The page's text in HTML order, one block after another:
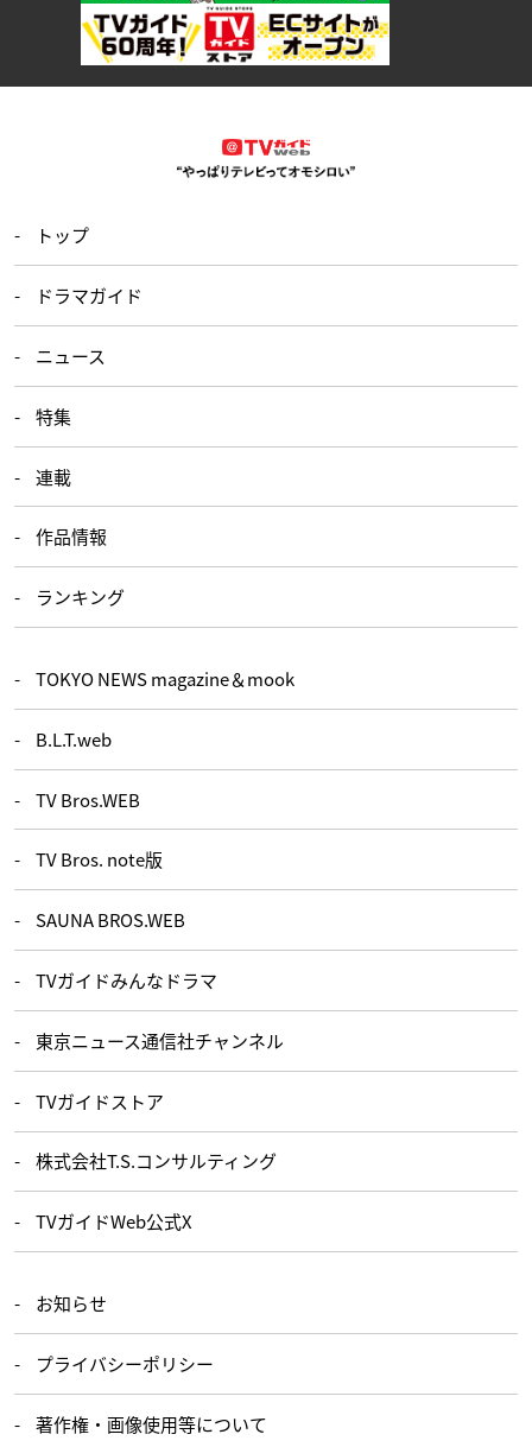
トップ
ドラマガイド
ニュース
特集
連載
作品情報
ランキング
TOKYO NEWS magazine＆mook
B.L.T.web
TV Bros.WEB
TV Bros. note版
SAUNA BROS.WEB
TVガイドみんなドラマ
東京ニュース通信社チャンネル
TVガイドストア
株式会社T.S.コンサルティング
TVガイドWeb公式X
お知らせ
プライバシーポリシー
著作権・画像使用等について